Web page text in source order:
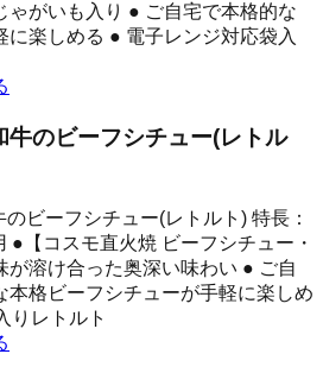
ゃがいも入り ● ご自宅で本格的な
に楽しめる ● 電子レンジ対応袋入
牛のビーフシチュー(レトル
ビーフシチュー(レトルト) 特長：
●【コスモ直火焼 ビーフシチュー・
が溶け合った奥深い味わい ● ご自
本格ビーフシチューが手軽に楽しめ
りレトルト